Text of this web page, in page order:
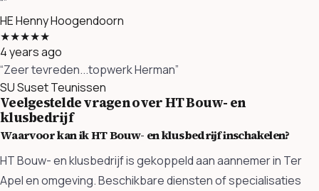
HEHenny Hoogendoorn
★★★★★
4 years ago
“Zeer tevreden...topwerk Herman”
SUSuset Teunissen
Veelgestelde vragen over HT Bouw- en
klusbedrijf
Waarvoor kan ik HT Bouw- en klusbedrijf inschakelen?
HT Bouw- en klusbedrijf is gekoppeld aan aannemer in Ter
Apel en omgeving. Beschikbare diensten of specialisaties